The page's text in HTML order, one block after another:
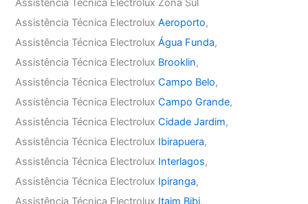
Assistência Técnica ElectroluxAeroporto,
Assistência Técnica ElectroluxÁgua Funda,
Assistência Técnica Electrolux Brooklin,
Assistência Técnica ElectroluxCampo Belo,
Assistência Técnica ElectroluxCampo Grande,
Assistência Técnica ElectroluxCidade Jardim,
Assistência Técnica Electrolux Ibirapuera,
Assistência Técnica Electrolux Interlagos,
Assistência Técnica Electrolux Ipiranga,
Assistência Técnica Electrolux Itaim Bibi,